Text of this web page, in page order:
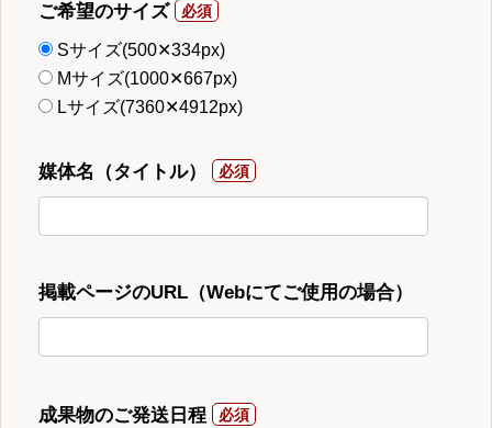
ご希望のサイズ
Sサイズ(500✕334px)
Mサイズ(1000✕667px)
Lサイズ(7360✕4912px)
媒体名（タイトル）
掲載ページのURL（Webにてご使用の場合）
成果物のご発送日程